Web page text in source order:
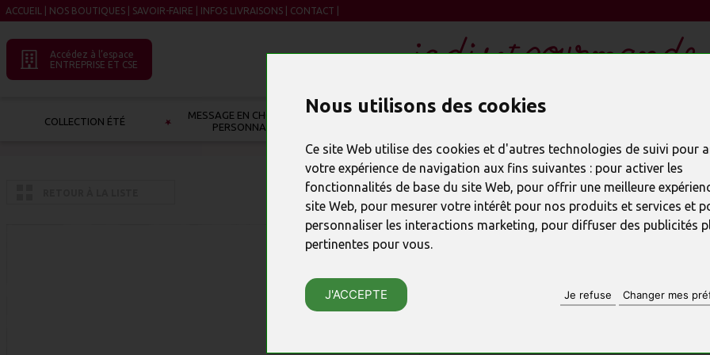
Nous utilisons des cookies
Ce site Web utilise des cookies et d'autres technologies de suivi pour
votre expérience de navigation aux fins suivantes : pour activer les
fonctionnalités de base du site Web, pour offrir une meilleure
site Web, pour mesurer votre intérêt pour nos produits et services et
personnaliser les interactions marketing, pour diffuser des publicités
pertinentes pour vous.
J'ACCEPTE Je refuse Changer mes
ACCUEIL NOS BOUTIQUES| SAVOIR-FAIRE INFOS LIVRAISONS| CONTACT
Accédez à l’espace
ENTREPRISE ET CSE
COLLECTION ÉTÉ
MESSAGE EN CHOCOLAT À
PERSONNALISER
PRODUIT PRÉCÉDENT
Renne